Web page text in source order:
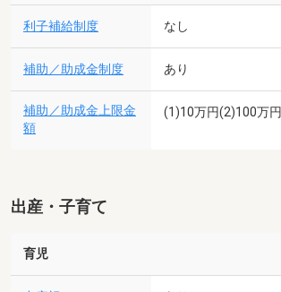
利子補給制度 なし
補助／助成金制度 あり
補助／助成金上限金
額
(1)10万円(2)100万円
出産・子育て
育児